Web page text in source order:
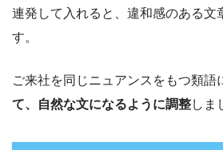
連発して入れると、違和感のある文
す。
ご来社を同じニュアンスをもつ類語
て、自然な文になるように調整しま